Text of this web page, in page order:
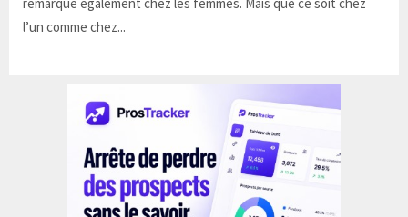
remarque également chez les femmes. Mais que ce soit chez
l’un comme chez...